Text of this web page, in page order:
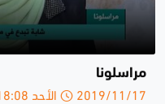
مراسلونا
2019/11/17 الأحد 18:08 م